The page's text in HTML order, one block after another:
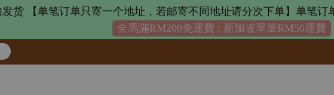
货 【单笔订单只寄一个地址，若邮寄不同地址请分次下单】单笔
全馬滿RM200免運費 ; 新加坡單筆RM50運費